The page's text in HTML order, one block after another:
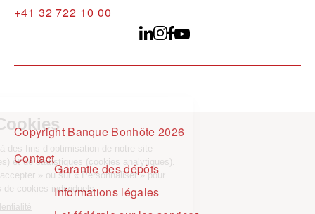
+41 32 722 10 00
Copyright Banque Bonhôte 2026
ContactPied de page
Garantie des dépôts
Informations légales